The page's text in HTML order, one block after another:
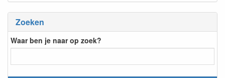
Zoeken
Waar ben je naar op zoek?